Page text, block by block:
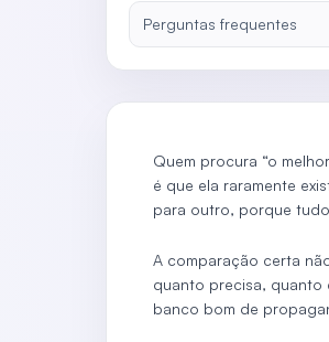
Perguntas frequentes
Quem procura “o
é que ela raramente
para outro, porque
A comparação certa
quanto precisa, quanto
banco bom de